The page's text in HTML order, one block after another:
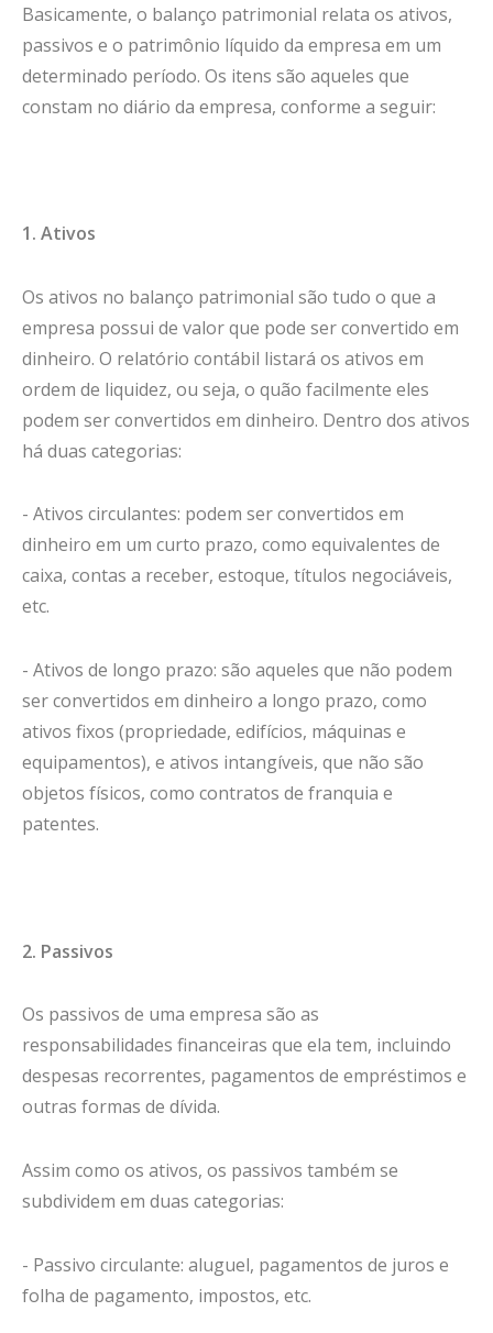
Basicamente, o balanço patrimonial relata os ativos,
passivos e o patrimônio líquido da empresa em um
determinado período. Os itens são aqueles que
constam no diário da empresa, conforme a seguir:
1. Ativos
Os ativos no balanço patrimonial são tudo o que a
empresa possui de valor que pode ser convertido em
dinheiro. O relatório contábil listará os ativos em
ordem de liquidez, ou seja, o quão facilmente eles
podem ser convertidos em dinheiro. Dentro dos ativos
há duas categorias:
- Ativos circulantes: podem ser convertidos em
dinheiro em um curto prazo, como equivalentes de
caixa, contas a receber, estoque, títulos negociáveis,
etc.
- Ativos de longo prazo: são aqueles que não podem
ser convertidos em dinheiro a longo prazo, como
ativos fixos (propriedade, edifícios, máquinas e
equipamentos), e ativos intangíveis, que não são
objetos físicos, como contratos de franquia e
patentes.
2. Passivos
Os passivos de uma empresa são as
responsabilidades financeiras que ela tem, incluindo
despesas recorrentes, pagamentos de empréstimos e
outras formas de dívida.
Assim como os ativos, os passivos também se
subdividem em duas categorias:
- Passivo circulante: aluguel, pagamentos de juros e
folha de pagamento, impostos, etc.